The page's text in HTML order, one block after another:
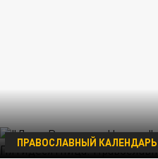
ПРАВОСЛАВНЫЙ КАЛЕНДАРЬ